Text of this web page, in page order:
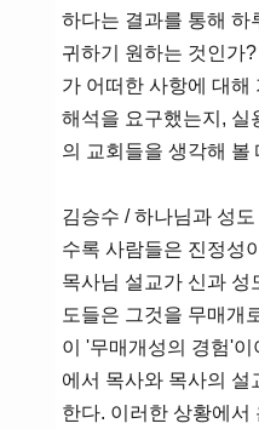
하다는 결과를 통해 하
귀하기 원하는 것인가
가 어떠한 사항에 대해
해석을 요구했는지, 실
의 교회들을 생각해 볼
김승수 / 하나님과 성
수록 사람들은 진정성
목사님 설교가 신과 성
도들은 그것을 무매개
이 '무매개성의 경험'
에서 목사와 목사의 설
한다. 이러한 상황에서